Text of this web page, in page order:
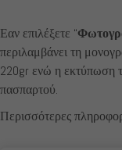
Εαν επιλέξετε “
περιλαμβάνει τη
220gr ενώ η εκτύπωση
πασπαρτού.
Περισσότερες